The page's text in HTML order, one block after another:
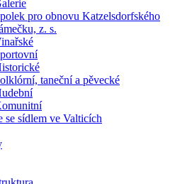
pro obnovu Katzelsdorfského
z. s.
taneční a pěvecké
se sídlem ve Valticích